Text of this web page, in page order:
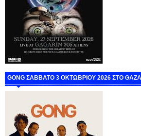
GONG ΣΑΒΒΑΤΟ 3 ΟΚΤΩΒΡΙΟΥ 2026 ΣΤΟ